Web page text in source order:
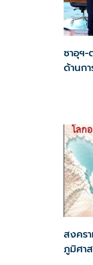
ซาอุฯ
ด้านก
สงคร
ภูมิศา